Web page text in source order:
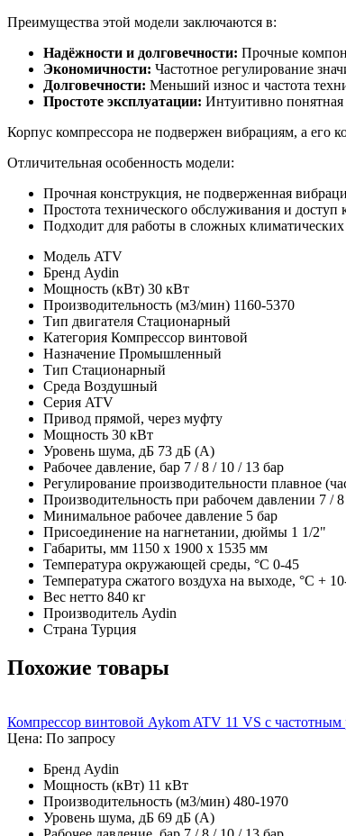
Преимущества этой модели заключаются в:
Надёжности и долговечности: Прочные
Экономичности: Частотное регулирование
Долговечности: Меньший износ и частота
Простоте эксплуатации: Интуитивно
Корпус компрессора не подвержен вибрациям, а его
Отличительная особенность модели:
Прочная конструкция, не подверженная
Простота технического обслуживания и доступ
Подходит для работы в сложных климатических
Модель ATV
Бренд Aydin
Мощность (кВт) 30 кВт
Производительность (м3/мин) 1160-5370
Тип двигателя Стационарный
Категория Компрессор винтовой
Назначение Промышленный
Тип Стационарный
Среда Воздушный
Серия ATV
Привод прямой, через муфту
Мощность 30 кВт
Уровень шума, дБ 73 дБ (А)
Рабочее давление, бар 7 / 8 / 10 / 13 бар
Регулирование производительности плавное
Производительность при рабочем давлении 7 /
Минимальное рабочее давление 5 бар
Присоединение на нагнетании, дюймы 1 1/2"
Габариты, мм 1150 х 1900 х 1535 мм
Температура окружающей среды, °C 0-45
Температура сжатого воздуха на выходе, °C +
Вес нетто 840 кг
Производитель Aydin
Страна Турция
Похожие товары
Компрессор винтовой Aykom ATV 11 VS с частотным
Цена: По запросу
Бренд Aydin
Мощность (кВт) 11 кВт
Производительность (м3/мин) 480-1970
Уровень шума, дБ 69 дБ (А)